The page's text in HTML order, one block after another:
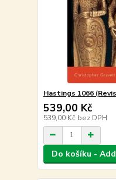
Hastings 1066
539,00 Kč
539,00 Kč bez DPH
Do košíku -